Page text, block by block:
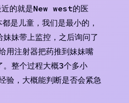
近的就是New west的医
是儿童，我们是最小的，
妹带上监控，之后询问了
用注射器把药推到妹妹嘴
。整个过程大概3个多小
验，大概能判断是否会紧急